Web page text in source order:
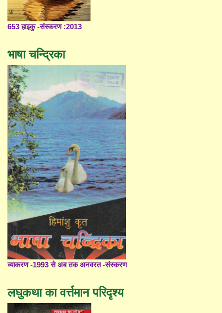
653 हाइकु -संस्करण :2013
भाषा चन्द्रिका
व्याकरण -1993 से अब तक अनवरत -संस्करण
लघुकथा का वर्त्तमान परिदृश्य